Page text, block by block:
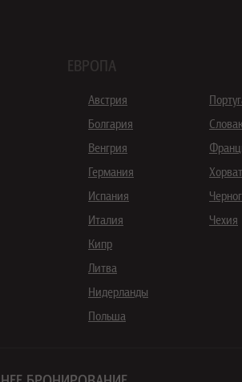
ЕВРОПА
Австрия
Болгария
Венгрия
Германия
Испания
Италия
Кипр
Литва
Нидерланды
Польша
Чехия